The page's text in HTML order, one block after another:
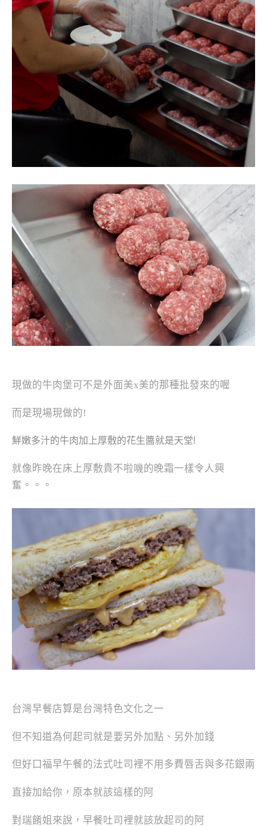
現做的牛肉堡可不是外面美x美的那種批發來的喔
而是現場現做的!
鮮嫩多汁的牛肉加上厚敷的花生醬就是天堂!
就像昨晚在床上厚敷貴不啦嘰的晚霜一樣令人興
奮。。。
台灣早餐店算是台灣特色文化之一
但不知道為何起司就是要另外加點、另外加錢
但好口福早午餐的法式吐司裡不用多費唇舌與多花銀兩
直接加給你，原本就該這樣的阿
對瑞餚姐來說，早餐吐司裡就該放起司的阿